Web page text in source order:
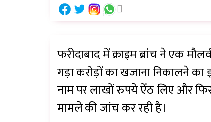
फरीदाबाद में क्राइम ब्रांच ने एक
गड़ा करोड़ों का खजाना निकालने
नाम पर लाखों रुपये ऐंठ लिए और
मामले की जांच कर रही है।